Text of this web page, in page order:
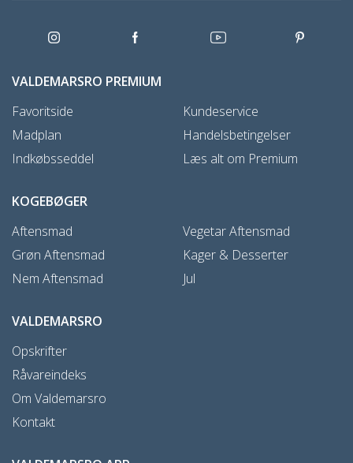
VALDEMARSRO PREMIUM
Favoritside
Madplan
Indkøbsseddel
Kundeservice
Handelsbetingelser
Læs alt om Premium
KOGEBØGER
Aftensmad
Grøn Aftensmad
Nem Aftensmad
Vegetar Aftensmad
Kager & Desserter
Jul
VALDEMARSRO
Opskrifter
Råvareindeks
Om Valdemarsro
Kontakt